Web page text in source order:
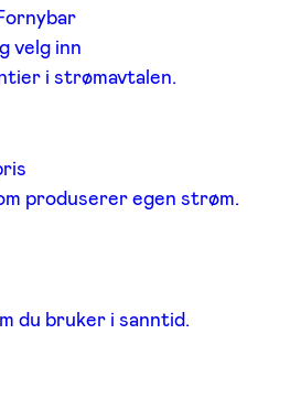
velg inn
i strømavtalen.
produserer egen strøm.
du bruker i sanntid.